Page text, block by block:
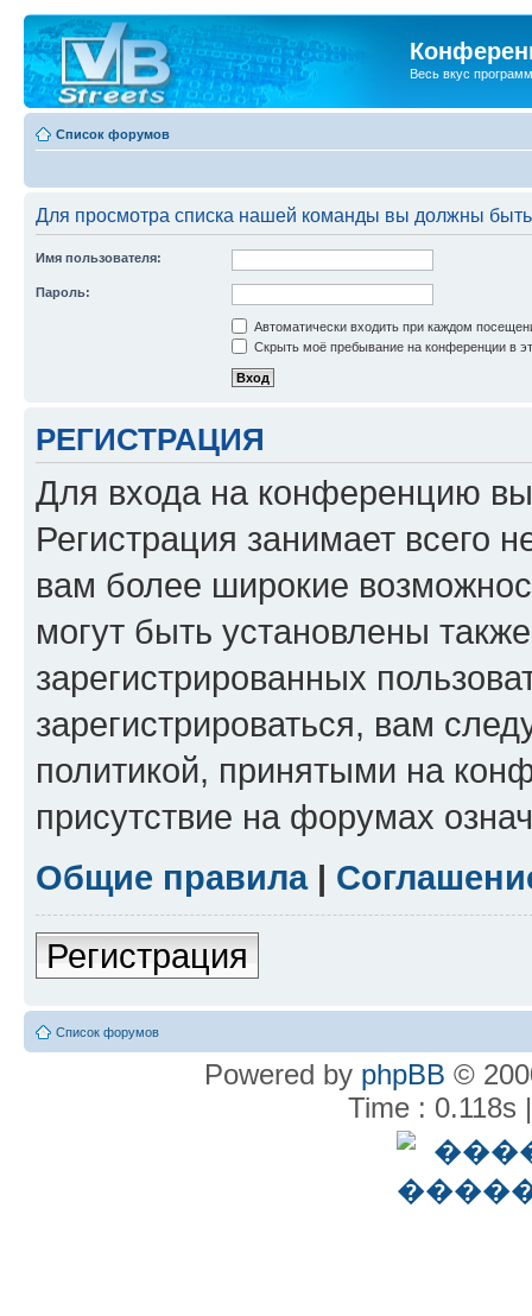
Весь вкус
Список форумов
Для просмотра списка нашей команды вы должны
Имя пользователя:
Пароль:
Автоматически входить при каждом
Скрыть моё пребывание на конференции в
РЕГИСТРАЦИЯ
Для входа на конференцию
Регистрация занимает всего
вам более широкие
могут быть установлены
зарегистрированных
зарегистрироваться, вам
политикой, принятыми на
присутствие на форумах
Общие правила|
Регистрация
Список форумов
Powered by phpBB ©
Time : 0.118s